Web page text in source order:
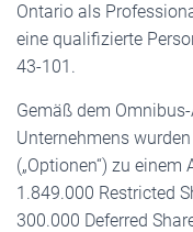
Ontario als
eine qualifizierte
43-101.
Gemäß dem
Unternehmens
(„Optionen“) zu
1.849.000 Restricted
300.000 Deferred